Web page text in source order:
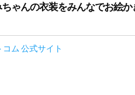
ゃんの衣装をみんなでお絵か